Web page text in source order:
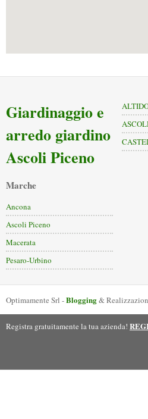
Giardinaggio e
arredo giardino
Ascoli Piceno
Marche
Ancona
Ascoli Piceno
Macerata
Pesaro-Urbino
Optimamente Srl -Blogging&
Registra gratuitamente la tua azienda!